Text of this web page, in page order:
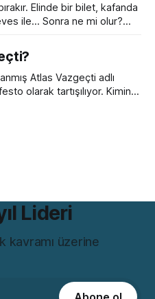
kuralları, zaman çekimlerini
Elinde bir bilet, kafanda
ile... Sonra ne mi olur?
sürecini hızlıca
mekik, 2 şınav, 3-4 mekik,
Atlas Vazgeçti adlı
olarak tartışılıyor. Kimine
romanın bugünün iş
Lideri
kavramı üzerine